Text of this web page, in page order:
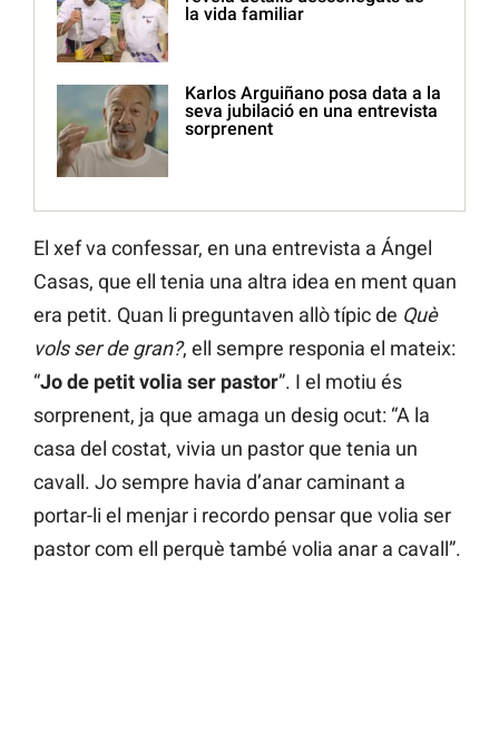
la vida familiar
Karlos Arguiñano posa data a la
seva jubilació en una entrevista
sorprenent
El xef va confessar, en una entrevista a Ángel
Casas, que ell tenia una altra idea en ment quan
era petit. Quan li preguntaven allò típic de Què
vols ser de gran?, ell sempre responia el mateix:
“Jo de petit volia ser pastor”. I el motiu és
sorprenent, ja que amaga un desig ocut: “A la
casa del costat, vivia un pastor que tenia un
cavall. Jo sempre havia d’anar caminant a
portar-li el menjar i recordo pensar que volia ser
pastor com ell perquè també volia anar a cavall”.